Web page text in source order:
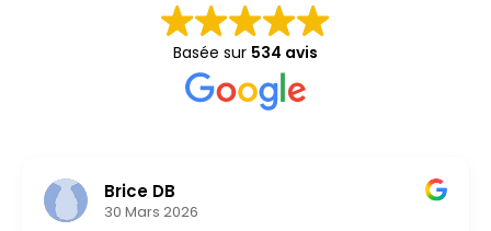
Basée sur 534 avis
Brice DB
30 Mars 2026